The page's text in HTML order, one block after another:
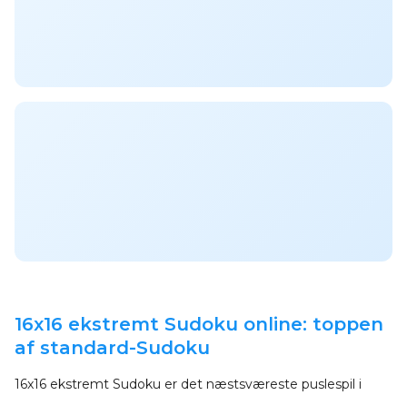
16x16 ekstremt Sudoku online: toppen
af standard-Sudoku
16x16 ekstremt Sudoku er det næstsværeste puslespil i